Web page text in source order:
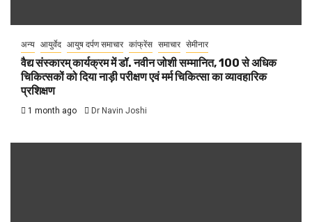
अन्य आयुर्वेद आयुष दर्पण समाचार कांफ्रेंस समाचार सेमीनार
वैद्य संस्कारम् कार्यक्रम में डॉ. नवीन जोशी सम्मानित, 100 से अधिक
चिकित्सकों को दिया नाड़ी परीक्षण एवं मर्म चिकित्सा का व्यावहारिक
प्रशिक्षण
1 month ago Dr Navin Joshi